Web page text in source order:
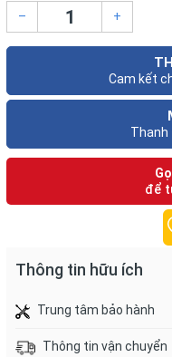
– +
Cam kết
Thanh
để
Thông tin hữu ích
Trung tâm bảo hành
Thông tin vận chuyển